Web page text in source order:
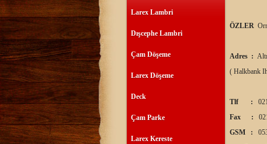
Larex Lambri
Dışcephe Lambri
Çam Döşeme
Larex Döşeme
Deck
Çam Parke
Larex Kereste
ÖZLER
Adres :
( Halkbank
Tlf :
Fax :
GSM :